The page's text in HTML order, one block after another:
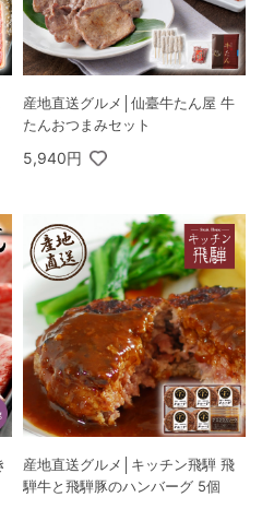
産地直送グルメ│仙臺牛たん屋 牛
たんおつまみセット
5,940円
産地直送グルメ│キッチン飛騨 飛
騨牛と飛騨豚のハンバーグ 5個